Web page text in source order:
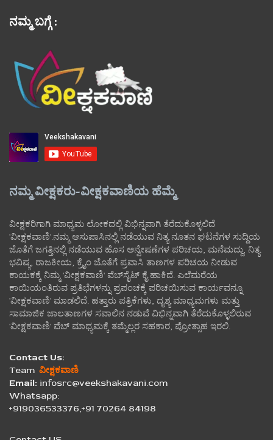
ನಮ್ಮ ಬಗ್ಗೆ :
ನಮ್ಮ ವೀಕ್ಷಕರು-ವೀಕ್ಷಕವಾಣಿಯ ಹೆಮ್ಮೆ
ವೀಕ್ಷಕರಿಗಾಗಿ ಮಾಧ್ಯಮ ಲೋಕದಲ್ಲಿ ವಿಭಿನ್ನವಾಗಿ ತೆರೆದುಕೊಳ್ಳಲಿದೆ
'ವೀಕ್ಷಕವಾಣಿ'.ನಮ್ಮ ಆಸುಪಾಸಿನಲ್ಲಿ ನಡೆಯುವ ನಿತ್ಯ ನೂತನ ಘಟನೆಗಳ ಸುದ್ದಿಯ
ಜೊತೆಗೆ ಜಗತ್ತಿನಲ್ಲಿ ನಡೆಯುವ ಹೊಸ ಅನ್ವೇಷಣೆಗಳ ಪರಿಚಯ, ಮನೆಮದ್ದು, ನಿತ್ಯ
ಭವಿಷ್ಯ, ರಾಜಕೀಯ, ಕ್ರೈಂ ಜೊತೆಗೆ ಪ್ರವಾಸಿ ತಾಣಗಳ ಪರಿಚಯ ನೀಡುವ
ಕಾಯಕಕ್ಕೆ ನಿಮ್ಮ 'ವೀಕ್ಷಕವಾಣಿ' ವೆಬ್‌ಸೈಟ್‌ ಕೈ ಹಾಕಿದೆ. ಎಲೆಮರೆಯ
ಕಾಯಿಯಂತಿರುವ ಪ್ರತಿಭೆಗಳನ್ನು ಪ್ರಪಂಚಕ್ಕೆ ಪರಿಚಯಿಸುವ ಕಾರ್ಯವನ್ನೂ
'ವೀಕ್ಷಕವಾಣಿ' ಮಾಡಲಿದೆ. ಹತ್ತಾರು ಪತ್ರಿಕೆಗಳು, ದೃಶ್ಯ ಮಾಧ್ಯಮಗಳು ಮತ್ತು
ಸಾಮಾಜಿಕ ಜಾಲತಾಣಗಳ ಸವಾಲಿನ ನಡುವೆ ವಿಭಿನ್ನವಾಗಿ ತೆರೆದುಕೊಳ್ಳಲಿರುವ
'ವೀಕ್ಷಕವಾಣಿ' ವೆಬ್ ಮಾಧ್ಯಮಕ್ಕೆ ತಮ್ಮೆಲ್ಲರ ಸಹಕಾರ, ಪ್ರೋತ್ಸಾಹ ಇರಲಿ.
Contact Us:
Team ವೀಕ್ಷಕವಾಣಿ
Email: infosrc@veekshakavani.com
Whatsapp:
+919036533376,+91 70264 84198